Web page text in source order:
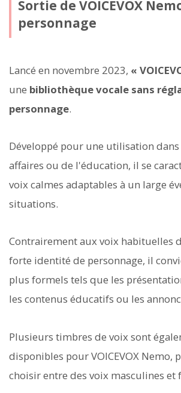
Sortie de VOICEVOX
personnage
Lancé en novembre 2023, «
une bibliothèque vocale sans
personnage.
Développé pour une utilisation
affaires ou de l'éducation, il se
voix calmes adaptables à un large
situations.
Contrairement aux voix habituelles
forte identité de personnage, il
plus formels tels que les
les contenus éducatifs ou les
Plusieurs timbres de voix sont
disponibles pour VOICEVOX Nemo,
choisir entre des voix masculines et